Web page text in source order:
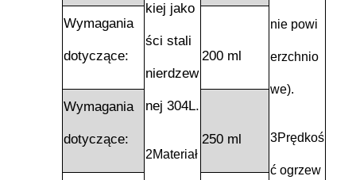
kiej jako
ści stali
nierdzew
nej 304L.
2Materiał
nie powi
erzchnio
we).
3Prędkoś
ć ogrzew
Wymagania
dotyczące: 200 ml
Wymagania
dotyczące: 250 ml